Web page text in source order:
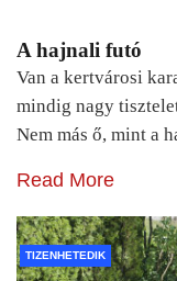
A hajnali futó
Van a kertvárosi
mindig nagy
Nem más ő, mint a
Read More
TIZENHETEDIK